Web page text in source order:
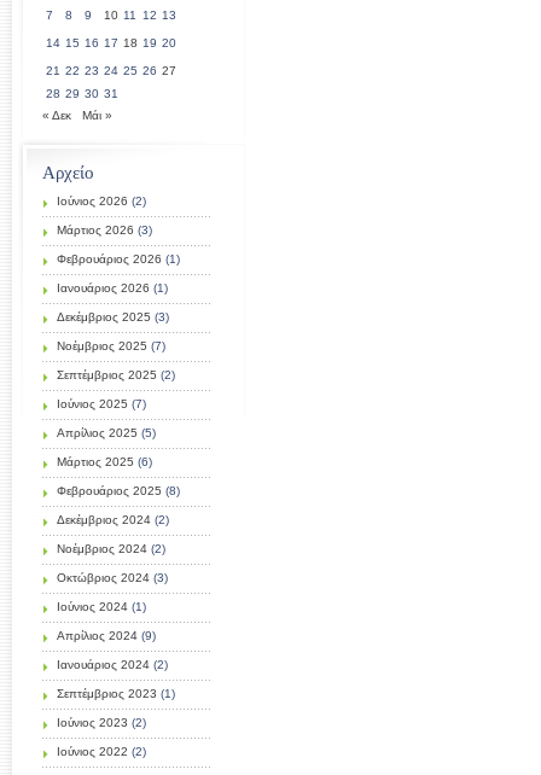
7
8 9 10 11 12 13
14 15 16 17 18 19 20
21 22 23 24 25 26 27
28 29 30 31
« Δεκ
Μάι »
Αρχείο
Ιούνιος 2026 (2)
Μάρτιος 2026 (3)
Φεβρουάριος 2026 (1)
Ιανουάριος 2026 (1)
Δεκέμβριος 2025 (3)
Νοέμβριος 2025 (7)
Σεπτέμβριος 2025 (2)
Ιούνιος 2025 (7)
Απρίλιος 2025 (5)
Μάρτιος 2025 (6)
Φεβρουάριος 2025 (8)
Δεκέμβριος 2024 (2)
Νοέμβριος 2024 (2)
Οκτώβριος 2024 (3)
Ιούνιος 2024 (1)
Απρίλιος 2024 (9)
Ιανουάριος 2024 (2)
Σεπτέμβριος 2023 (1)
Ιούνιος 2023 (2)
Ιούνιος 2022 (2)